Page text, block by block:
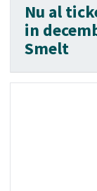
Nu al
in
Smelt